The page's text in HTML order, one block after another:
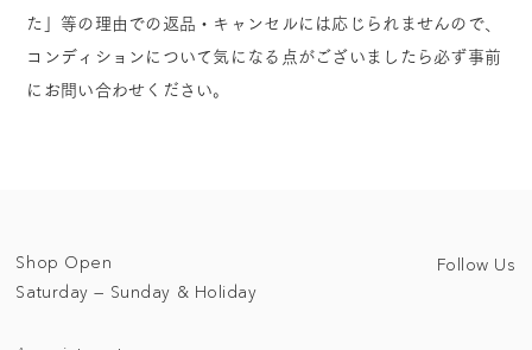
た」等の理由での返品・キャンセルには応じられませんので、
コンディションについて気になる点がございましたら必ず事前
にお問い合わせください。
Shop Open
Saturday — Sunday & Holiday
Follow Us